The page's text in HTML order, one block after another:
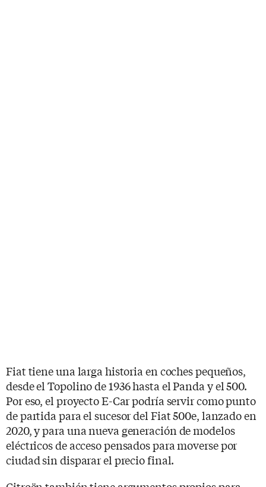
Fiat tiene una larga historia en coches pequeños,
desde el Topolino de 1936 hasta el Panda y el 500.
Por eso, el proyecto E-Car podría servir como punto
de partida para el sucesor del Fiat 500e, lanzado en
2020, y para una nueva generación de modelos
eléctricos de acceso pensados para moverse por
ciudad sin disparar el precio final.